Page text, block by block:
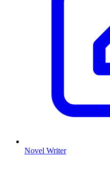
Novel Writer